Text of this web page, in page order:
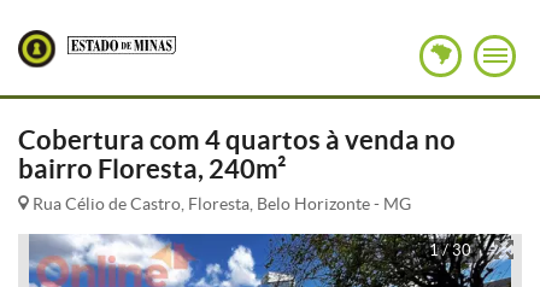
Cobertura com 4 quartos à venda no
bairro Floresta, 240m²
Rua Célio de Castro, Floresta, Belo Horizonte - MG
1 / 30